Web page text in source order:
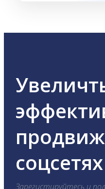
соцсетях
Зарегистируйтесь и